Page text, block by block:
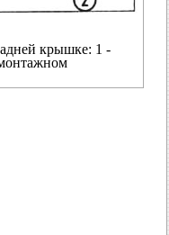
крышке: 1 -